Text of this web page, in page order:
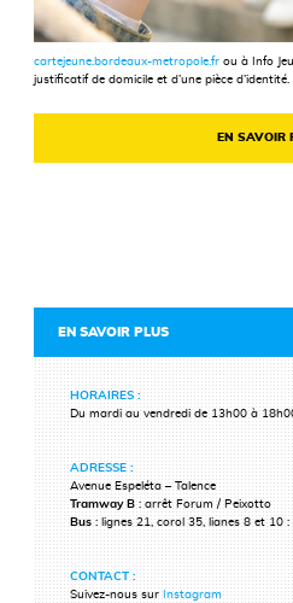
cartejeune.bordeaux-metropole.fr ou à Info
justificatif de domicile et d’une pièce d’identité.
EN SAVOIR
EN SAVOIR PLUS
HORAIRES :
Du mardi au vendredi de 13h00 à
ADRESSE :
Avenue Espeléta – Talence
Tramway B: arrêt Forum / Peixotto
Bus: lignes 21, corol 35, lianes 8 et 10
CONTACT :
Suivez-nous sur Instagram